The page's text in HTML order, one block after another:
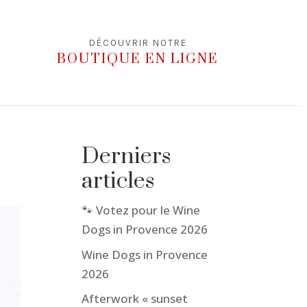
DÉCOUVRIR NOTRE
BOUTIQUE EN LIGNE
Derniers
articles
🐾 Votez pour le Wine
Dogs in Provence 2026
Wine Dogs in Provence
2026
Afterwork « sunset